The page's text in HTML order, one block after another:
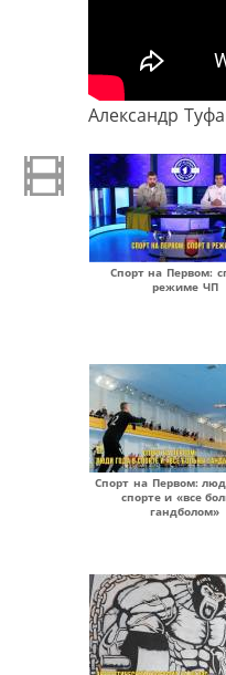
Александр
Спорт на Первом:
режиме ЧП
Спорт на Первом:
спорте и «все
гандболом»